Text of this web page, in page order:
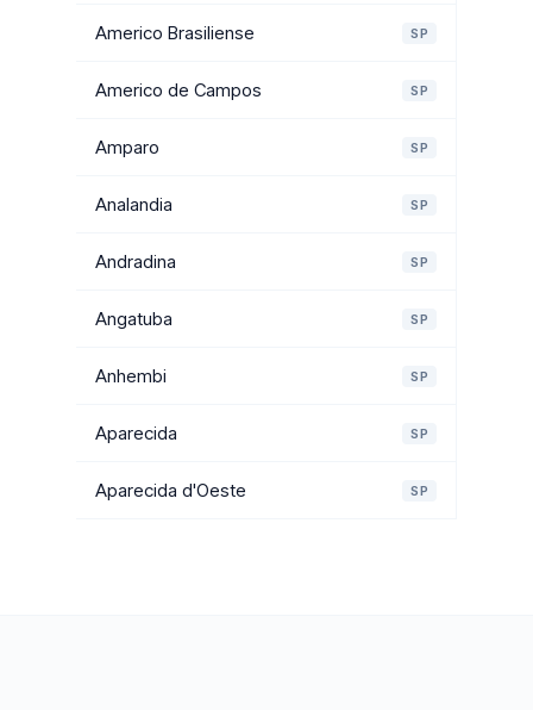
Americo Brasiliense SP
Americo de Campos SP
Amparo SP
Analandia SP
Andradina SP
Angatuba SP
Anhembi SP
Aparecida SP
Aparecida d'Oeste SP